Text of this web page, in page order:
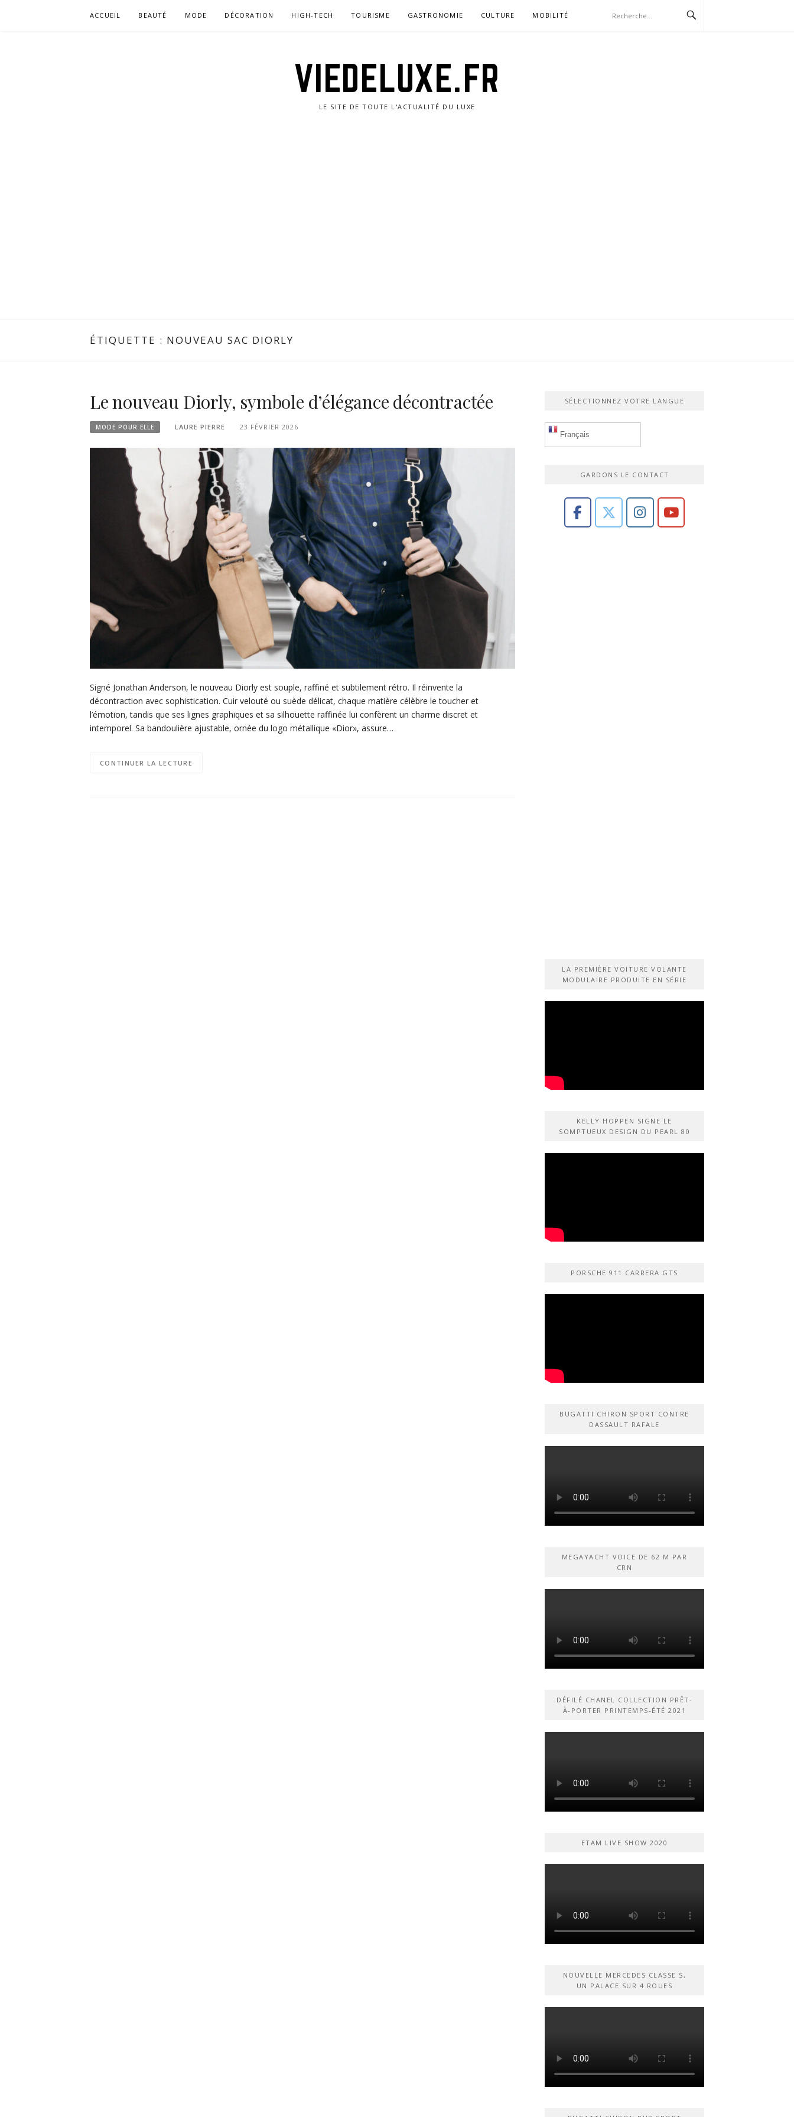
ACCUEIL BEAUTÉ MODE DÉCORATION HIGH-TECH TOURISME GASTRONOMIE CULTURE MOBILITÉ
VIEDELUXE.FR
LE SITE DE TOUTE L'ACTUALITÉ DU LUXE
ÉTIQUETTE : NOUVEAU SAC DIORLY
Le nouveau Diorly, symbole d’élégance décontractée
MODE POUR ELLE LAURE PIERRE 23 FÉVRIER 2026
Signé Jonathan Anderson, le nouveau Diorly est souple, raffiné et subtilement rétro. Il réinvente la
décontraction avec sophistication. Cuir velouté ou suède délicat, chaque matière célèbre le toucher et
l’émotion, tandis que ses lignes graphiques et sa silhouette raffinée lui confèrent un charme discret et
intemporel. Sa bandoulière ajustable, ornée du logo métallique «Dior», assure…
CONTINUER LA LECTURE
SÉLECTIONNEZ VOTRE LANGUE
Français
GARDONS LE CONTACT
LA PREMIÈRE VOITURE VOLANTE
MODULAIRE PRODUITE EN SÉRIE
KELLY HOPPEN SIGNE LE
SOMPTUEUX DESIGN DU PEARL 80
PORSCHE 911 CARRERA GTS
BUGATTI CHIRON SPORT CONTRE
DASSAULT RAFALE
MEGAYACHT VOICE DE 62 M PAR
CRN
DÉFILÉ CHANEL COLLECTION PRÊT-
À-PORTER PRINTEMPS-ÉTÉ 2021
ETAM LIVE SHOW 2020
NOUVELLE MERCEDES CLASSE S,
UN PALACE SUR 4 ROUES